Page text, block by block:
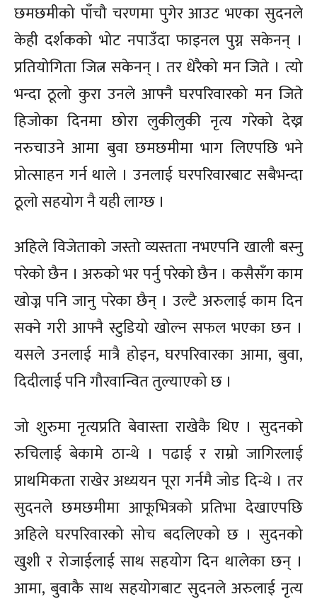
छमछमीको पाँचौ चरणमा पुगेर आउट भएका सुदनले
केही दर्शकको भोट नपाउँदा फाइनल पुग्न सकेनन् ।
प्रतियोगिता जित्न सकेनन् । तर धेरैको मन जिते । त्यो
भन्दा ठूलो कुरा उनले आफ्नै घरपरिवारको मन जिते
हिजोका दिनमा छोरा लुकीलुकी नृत्य गरेको देख्न
नरुचाउने आमा बुवा छमछमीमा भाग लिएपछि भने
प्रोत्साहन गर्न थाले । उनलाई घरपरिवारबाट सबैभन्दा
ठूलो सहयोग नै यही लाग्छ ।
अहिले विजेताको जस्तो व्यस्तता नभएपनि खाली बस्नु
परेको छैन । अरुको भर पर्नु परेको छैन । कसैसँग काम
खोज्न पनि जानु परेका छैन् । उल्टै अरुलाई काम दिन
सक्ने गरी आफ्नै स्टुडियो खोल्न सफल भएका छन ।
यसले उनलाई मात्रै होइन, घरपरिवारका आमा, बुवा,
दिदीलाई पनि गौरवान्वित तुल्याएको छ ।
जो शुरुमा नृत्यप्रति बेवास्ता राखेकै थिए । सुदनको
रुचिलाई बेकामे ठान्थे । पढाई र राम्रो जागिरलाई
प्राथमिकता राखेर अध्ययन पूरा गर्नमै जोड दिन्थे । तर
सुदनले छमछमीमा आफूभित्रको प्रतिभा देखाएपछि
अहिले घरपरिवारको सोच बदलिएको छ । सुदनको
खुशी र रोजाईलाई साथ सहयोग दिन थालेका छन् ।
आमा, बुवाकै साथ सहयोगबाट सुदनले अरुलाई नृत्य